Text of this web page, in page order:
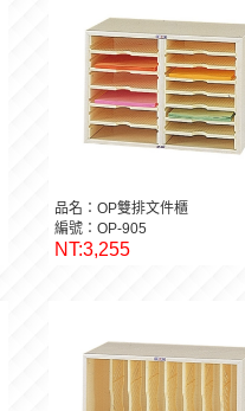
品名：OP雙排文件櫃
編號：OP-905
NT:3,255